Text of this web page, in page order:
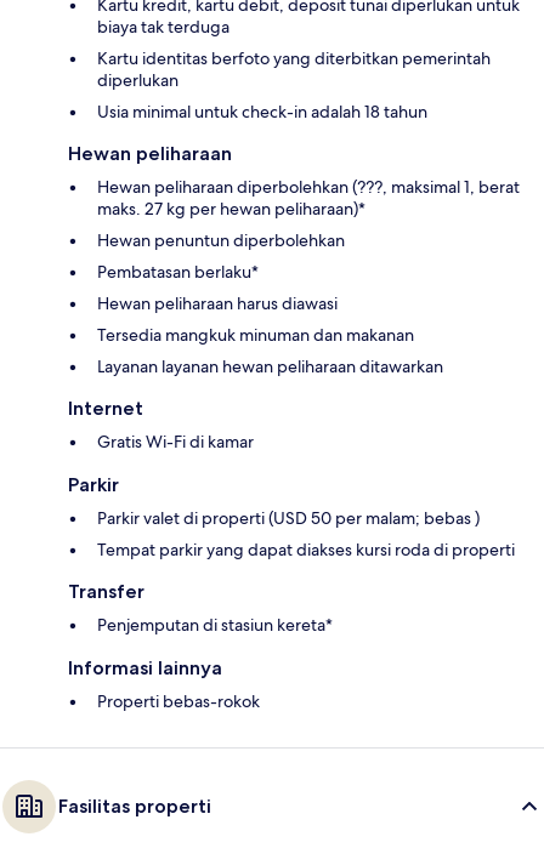
Kartu kredit, kartu debit, deposit tunai diperlukan untuk
biaya tak terduga
Kartu identitas berfoto yang diterbitkan pemerintah
diperlukan
Usia minimal untuk check-in adalah 18 tahun
Hewan peliharaan
Hewan peliharaan diperbolehkan (???, maksimal 1, berat
maks. 27 kg per hewan peliharaan)*
Hewan penuntun diperbolehkan
Pembatasan berlaku*
Hewan peliharaan harus diawasi
Tersedia mangkuk minuman dan makanan
Layanan layanan hewan peliharaan ditawarkan
Internet
Gratis Wi-Fi di kamar
Parkir
Parkir valet di properti (USD 50 per malam; bebas )
Tempat parkir yang dapat diakses kursi roda di properti
Transfer
Penjemputan di stasiun kereta*
Informasi lainnya
Properti bebas-rokok
Fasilitas properti